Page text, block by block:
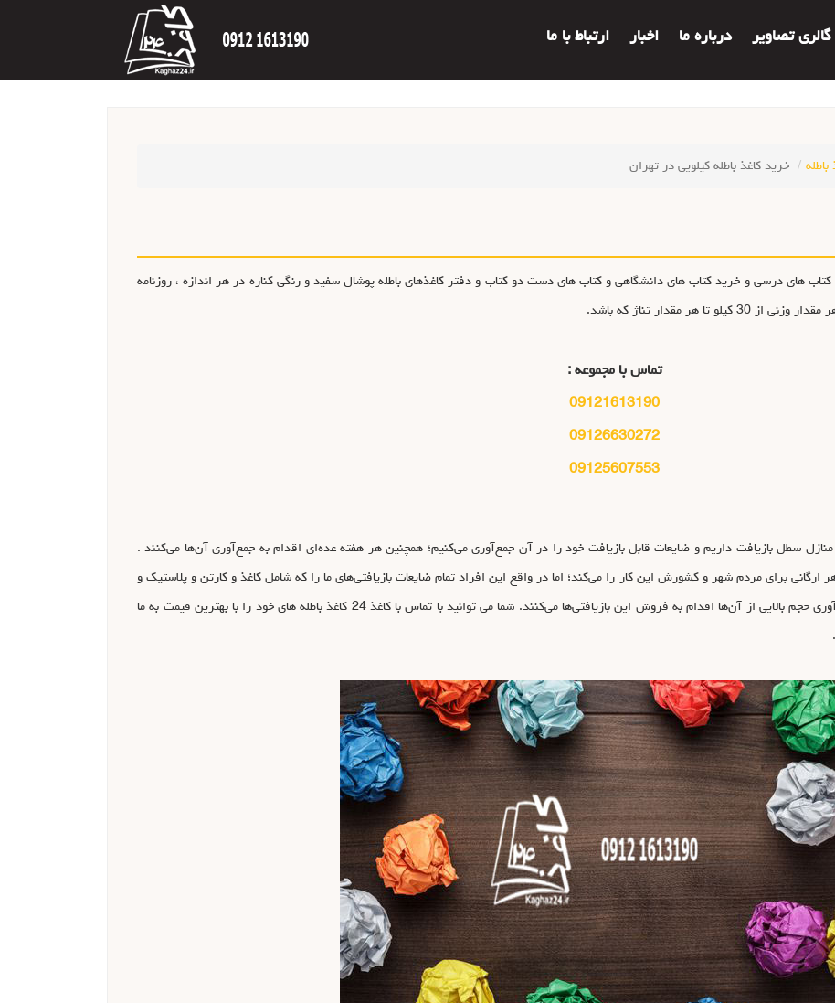
گالری تصاویر درباره ما اخبار ارتباط با ما
باطله خرید کاغذ باطله کیلویی در تهران
خرید کتاب های درسی و خرید کتاب های دانشگاهی و کتاب های دست دو کتاب و دفتر کاغذهاي باطله پوشال سفيد و رنگي کناره در هر اندازه ، روزنامه
مقدار تناژ که باشد.
تماس با مجموعه :
09121613190
09126630272
09125607553
سطل بازیافت داریم و ضایعات قابل بازیافت خود را در آن جمع‌آوری می‌کنیم؛ همچنین هر هفته عده‌ای اقدام به جمع‌آوری آن‌ها می‌کنند .
ارگانی برای مردم شهر و کشورش این کار را می‌کند؛ اما در واقع این افراد تمام ضایعات بازیافتی‌های ما را که شامل کاغذ و کارتن و پلاستیک و
… هستند، به صورت رایگان از ما می‌گیرند و با جمع‌آوری حجم بالایی از آن‌ها اقدام به فروش این بازیافتی‌ها می‌کنند. شما می توانید با تماس با کاغذ 24 کاغذ باطله های خود را با بهترین قیمت به ما